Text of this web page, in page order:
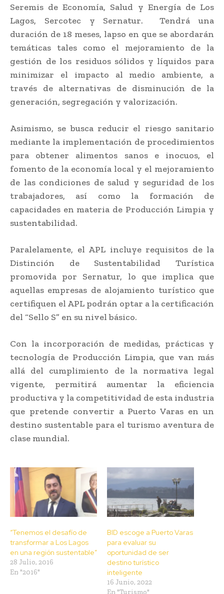
Seremis de Economía, Salud y Energía de Los
Lagos, Sercotec y Sernatur. Tendrá una
duración de 18 meses, lapso en que se abordarán
temáticas tales como el mejoramiento de la
gestión de los residuos sólidos y líquidos para
minimizar el impacto al medio ambiente, a
través de alternativas de disminución de la
generación, segregación y valorización.
Asimismo, se busca reducir el riesgo sanitario
mediante la implementación de procedimientos
para obtener alimentos sanos e inocuos, el
fomento de la economía local y el mejoramiento
de las condiciones de salud y seguridad de los
trabajadores, así como la formación de
capacidades en materia de Producción Limpia y
sustentabilidad.
Paralelamente, el APL incluye requisitos de la
Distinción de Sustentabilidad Turística
promovida por Sernatur, lo que implica que
aquellas empresas de alojamiento turístico que
certifiquen el APL podrán optar a la certificación
del “Sello S” en su nivel básico.
Con la incorporación de medidas, prácticas y
tecnología de Producción Limpia, que van más
allá del cumplimiento de la normativa legal
vigente, permitirá aumentar la eficiencia
productiva y la competitividad de esta industria
que pretende convertir a Puerto Varas en un
destino sustentable para el turismo aventura de
clase mundial.
“Tenemos el desafío de
transformar a Los Lagos
en una región sustentable”
28 Julio, 2016
En "2016"
BID escoge a Puerto Varas
para evaluar su
oportunidad de ser
destino turístico
inteligente
16 Junio, 2022